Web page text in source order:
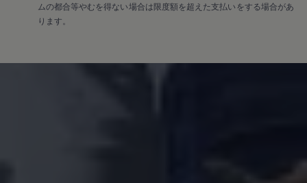
ムの都合等やむを得ない場合は限度額を超えた支払いをする場合があ
ります。